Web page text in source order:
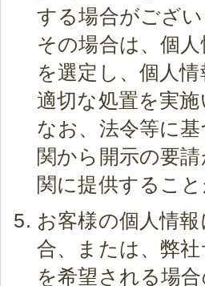
する場合がござい
その場合は、個
を選定し、個人
適切な処置を実施
なお、法令等に
関から開示の要
関に提供すること
お客様の個人情
合、または、弊
を希望される場